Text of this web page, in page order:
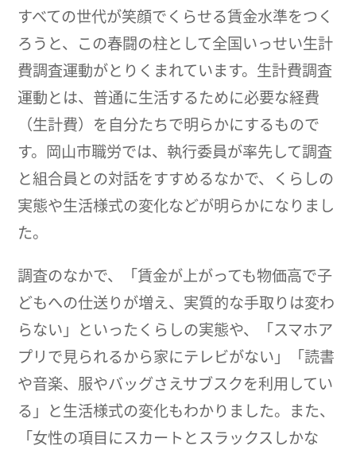
すべての世代が笑顔でくらせる賃金水準をつく
ろうと、この春闘の柱として全国いっせい生計
費調査運動がとりくまれています。生計費調査
運動とは、普通に生活するために必要な経費
（生計費）を自分たちで明らかにするもので
す。岡山市職労では、執行委員が率先して調査
と組合員との対話をすすめるなかで、くらしの
実態や生活様式の変化などが明らかになりまし
た。
調査のなかで、「賃金が上がっても物価高で子
どもへの仕送りが増え、実質的な手取りは変わ
らない」といったくらしの実態や、「スマホア
プリで見られるから家にテレビがない」「読書
や音楽、服やバッグさえサブスクを利用してい
る」と生活様式の変化もわかりました。また、
「女性の項目にスカートとスラックスしかな